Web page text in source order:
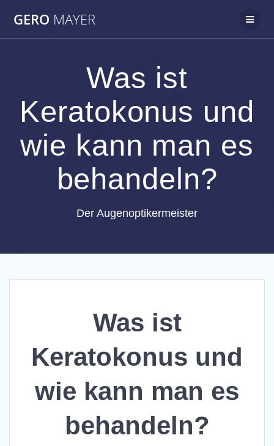
GERO MAYER
Was ist
Keratokonus und
wie kann man es
behandeln?
Der Augenoptikermeister
Was ist
Keratokonus und
wie kann man es
behandeln?